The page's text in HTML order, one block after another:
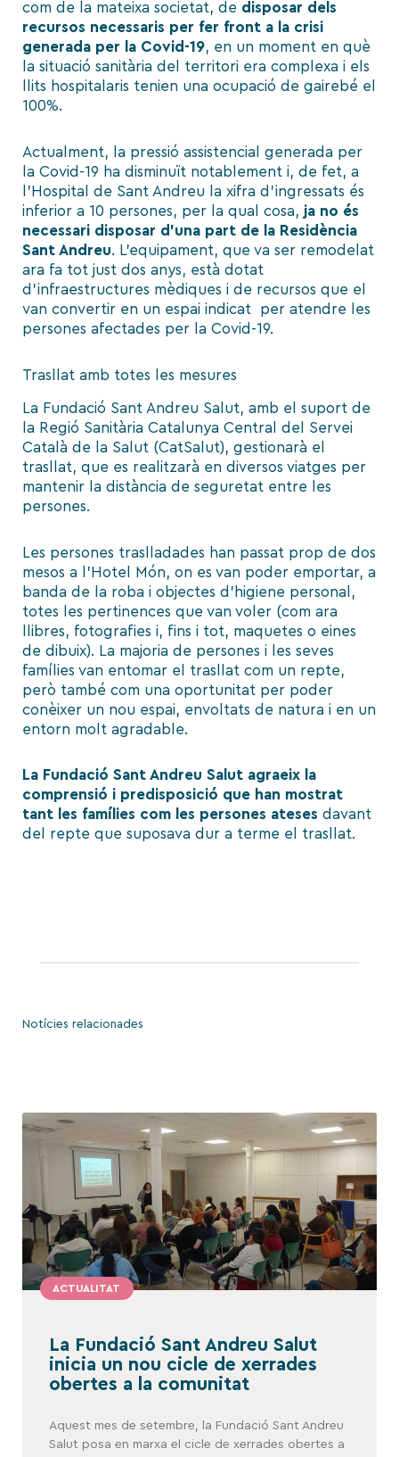
com de la mateixa societat, de disposar dels
recursos necessaris per fer front a la crisi
generada per la Covid-19, en un moment en què
la situació sanitària del territori era complexa i els
llits hospitalaris tenien una ocupació de gairebé el
100%.
Actualment, la pressió assistencial generada per
la Covid-19 ha disminuït notablement i, de fet, a
l’Hospital de Sant Andreu la xifra d’ingressats és
inferior a 10 persones, per la qual cosa, ja no és
necessari disposar d’una part de la Residència
Sant Andreu. L’equipament, que va ser remodelat
ara fa tot just dos anys, està dotat
d’infraestructures mèdiques i de recursos que el
van convertir en un espai indicat
per atendre les
persones afectades per la Covid-19.
Trasllat amb totes les mesures
La Fundació Sant Andreu Salut, amb el suport de
la Regió Sanitària Catalunya Central del Servei
Català de la Salut (CatSalut), gestionarà el
trasllat, que es realitzarà en diversos viatges per
mantenir la distància de seguretat entre les
persones.
Les persones traslladades han passat prop de dos
mesos a l’Hotel Món, on es van poder emportar, a
banda de la roba i objectes d’higiene personal,
totes les pertinences que van voler (com ara
llibres, fotografies i, fins i tot, maquetes o eines
de dibuix). La majoria de persones i les seves
famílies van entomar el trasllat com un repte,
però també com una oportunitat per poder
conèixer un nou espai, envoltats de natura i en un
entorn molt agradable.
La Fundació Sant Andreu Salut agraeix la
comprensió i predisposició que han mostrat
tant les famílies com les persones ateses davant
del repte que suposava dur a terme el trasllat.
Notícies relacionades
ACTUALITAT
La Fundació Sant Andreu Salut
inicia un nou cicle de xerrades
obertes a la comunitat
Aquest mes de setembre, la Fundació Sant Andreu
Salut posa en marxa el cicle de xerrades obertes a